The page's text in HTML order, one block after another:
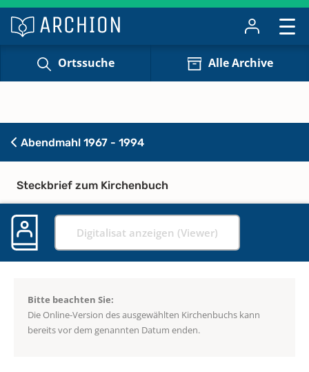
Ortssuche Alle Archive
Abendmahl 1967 - 1994
Steckbrief zum Kirchenbuch
Digitalisat anzeigen (Viewer)
Bitte beachten Sie:
Die Online-Version des ausgewählten Kirchenbuchs kann
bereits vor dem genannten Datum enden.